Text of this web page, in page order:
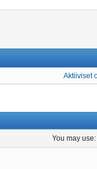
Aktiiviset
You may use: